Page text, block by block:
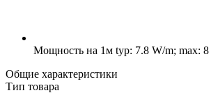
Мощность на 1м typ: 7.8 W/m; max:
Общие характеристики
Тип товара